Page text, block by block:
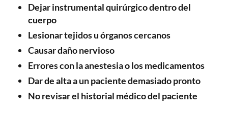
Dejar instrumental quirúrgico dentro del
cuerpo
Lesionar tejidos u órganos cercanos
Causar daño nervioso
Errores con la anestesia o los medicamentos
Dar de alta a un paciente demasiado pronto
No revisar el historial médico del paciente